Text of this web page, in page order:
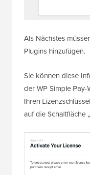
Als Nächstes
Plugins hinzufügen.
Sie können diese
der WP Simple
Ihren
auf die Schaltfläche